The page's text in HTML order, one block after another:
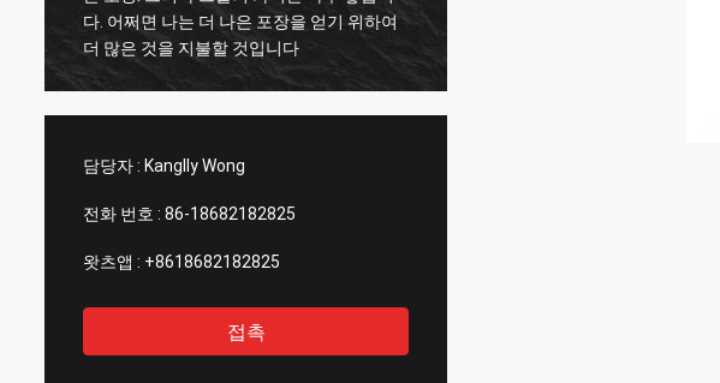
다. 어쩌면 나는 더 나은 포장을 얻기 위하여
더 많은 것을 지불할 것입니다
담당자 : Kanglly Wong
전화 번호 : 86-18682182825
왓츠앱 : +8618682182825
접촉